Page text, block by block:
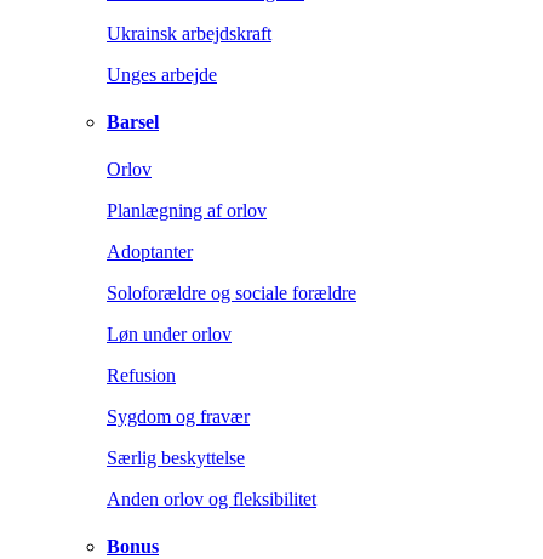
Ukrainsk arbejdskraft
Unges arbejde
Barsel
Orlov
Planlægning af orlov
Adoptanter
Soloforældre og sociale forældre
Løn under orlov
Refusion
Sygdom og fravær
Særlig beskyttelse
Anden orlov og fleksibilitet
Bonus